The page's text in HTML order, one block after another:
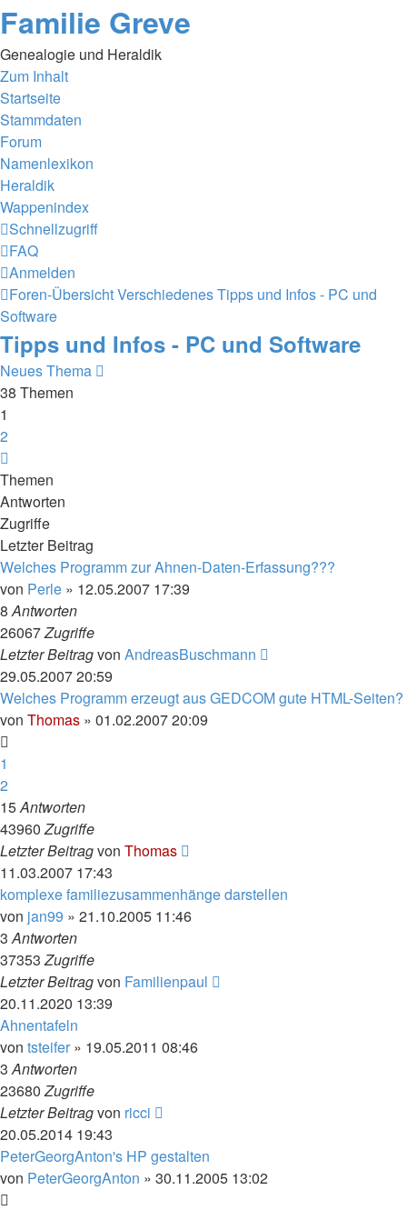
Familie Greve
Genealogie und Heraldik
Zum Inhalt
Startseite
Stammdaten
Forum
Namenlexikon
Heraldik
Wappenindex
Schnellzugriff
FAQ
Anmelden
Foren-ÜbersichtVerschiedenesTipps und Infos - PC und
Software
Tipps und Infos - PC und Software
Neues Thema
38 Themen
1
2
Themen
Antworten
Zugriffe
Letzter Beitrag
Welches Programm zur Ahnen-Daten-Erfassung???
von Perle » 12.05.2007 17:39
8Antworten
26067Zugriffe
Letzter Beitragvon AndreasBuschmann
29.05.2007 20:59
Welches Programm erzeugt aus GEDCOM gute HTML-Seiten?
von Thomas » 01.02.2007 20:09
1
2
15Antworten
43960Zugriffe
Letzter Beitragvon Thomas
11.03.2007 17:43
komplexe familiezusammenhänge darstellen
von jan99 » 21.10.2005 11:46
3Antworten
37353Zugriffe
Letzter Beitragvon Familienpaul
20.11.2020 13:39
Ahnentafeln
von tsteifer » 19.05.2011 08:46
3Antworten
23680Zugriffe
Letzter Beitragvon ricci
20.05.2014 19:43
PeterGeorgAnton's HP gestalten
von PeterGeorgAnton » 30.11.2005 13:02